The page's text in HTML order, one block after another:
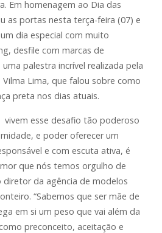
Em homenagem ao Dia das
as portas nesta terça-feira (07) e
dia especial com muito
desfile com marcas de
palestra incrível realizada pela
Lima, que falou sobre como
preta nos dias atuais.
vivem esse desafio tão poderoso
e poder oferecer um
e com escuta ativa, é
que nós temos orgulho de
da agência de modelos
“Sabemos que ser mãe de
em si um peso que vai além da
preconceito, aceitação e